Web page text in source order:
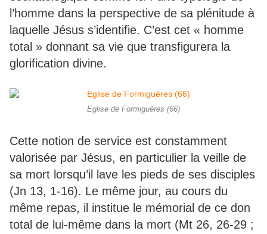
l’homme dans la perspective de sa plénitude à
laquelle Jésus s’identifie. C’est cet « homme
total » donnant sa vie que transfigurera la
glorification divine.
Eglise de Formiguères (66)
Cette notion de service est constamment
valorisée par Jésus, en particulier la veille de
sa mort lorsqu’il lave les pieds de ses disciples
(Jn 13, 1-16). Le même jour, au cours du
même repas, il institue le mémorial de ce don
total de lui-même dans la mort (Mt 26, 26-29 ;